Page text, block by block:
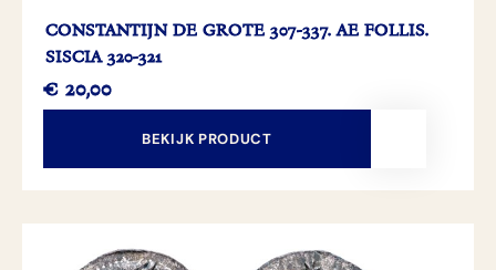
CONSTANTIJN DE GROTE 307-337. AE FOLLIS.
SISCIA 320-321
€ 20,00
BEKIJK PRODUCT